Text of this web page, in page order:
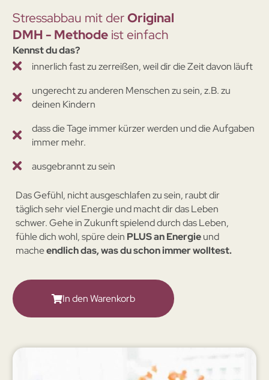
Stressabbau mit derOriginal
DMH - Methodeist einfach
Kennst du das?
innerlich fast zu zerreißen, weil dir die Zeit davon läuft
ungerecht zu anderen Menschen zu sein, z.B. zu
deinen Kindern
dass die Tage immer kürzer werden und die Aufgaben
immer mehr.
ausgebrannt zu sein
Das Gefühl, nicht ausgeschlafen zu sein, raubt dir
täglich sehr viel Energie und macht dir das Leben
schwer. Gehe in Zukunft spielend durch das Leben,
fühle dich wohl, spüre dein PLUS an Energieund
macheendlich das, was du schon immer wolltest.
In den Warenkorb